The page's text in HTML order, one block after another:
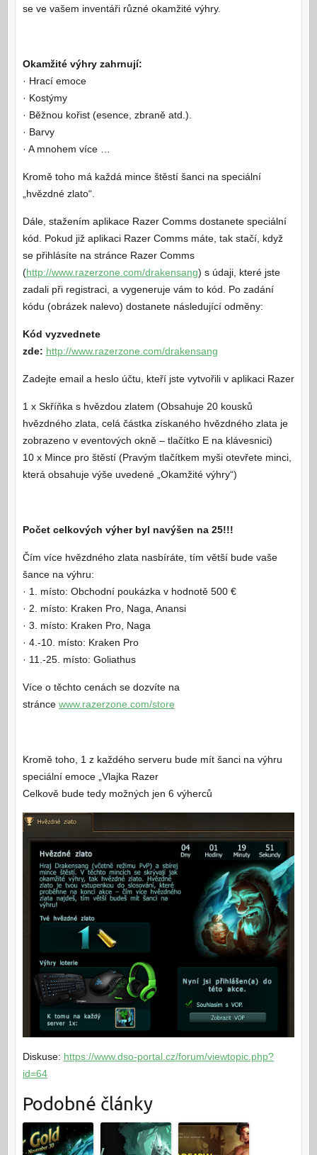
se ve vašem inventáři různé okamžité výhry.
Okamžité výhry zahrnují:
· Hrací emoce
· Kostýmy
· Běžnou kořist (esence, zbraně atd.).
· Barvy
· A mnohem více …
Kromě toho má každá mince štěstí šanci na speciální
„hvězdné zlato“.
Dále, stažením aplikace Razer Comms dostanete speciální
kód. Pokud již aplikaci Razer Comms máte, tak stačí, když
se přihlásíte na stránce Razer Comms
(http://www.razerzone.com/drakensang) s údaji, které jste
zadali při registraci, a vygeneruje vám to kód. Po zadání
kódu (obrázek nalevo) dostanete následující odměny:
Kód vyzvednete
zde: http://www.razerzone.com/drakensang
Zadejte email a heslo účtu, kteří jste vytvořili v aplikaci Razer
1 x Skříňka s hvězdou zlatem (Obsahuje 20 kousků
hvězdného zlata, celá částka získaného hvězdného zlata je
zobrazeno v eventových okně – tlačítko E na klávesnici)
10 x Mince pro štěstí (Pravým tlačítkem myši otevřete minci,
která obsahuje výše uvedené „Okamžité výhry“)
Počet celkových výher byl navýšen na 25!!!
Čím více hvězdného zlata nasbíráte, tím větší bude vaše
šance na výhru:
· 1. místo: Obchodní poukázka v hodnotě 500 €
· 2. místo: Kraken Pro, Naga, Anansi
· 3. místo: Kraken Pro, Naga
· 4.-10. místo: Kraken Pro
· 11.-25. místo: Goliathus
Více o těchto cenách se dozvíte na
stránce www.razerzone.com/store
Kromě toho, 1 z každého serveru bude mít šanci na výhru
speciální emoce „Vlajka Razer
Celkově bude tedy možných jen 6 výherců
Diskuse: https://www.dso-portal.cz/forum/viewtopic.php?
id=64
Podobné články